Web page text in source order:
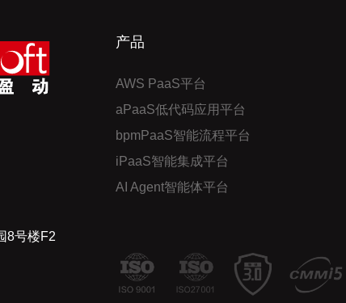
8号楼F2
产品
AWS PaaS平台
aPaaS低代码应用平台
bpmPaaS智能流程平台
iPaaS智能集成平台
AI Agent智能体平台